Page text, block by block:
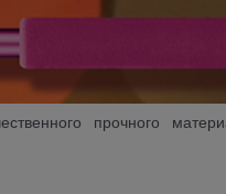
прочного